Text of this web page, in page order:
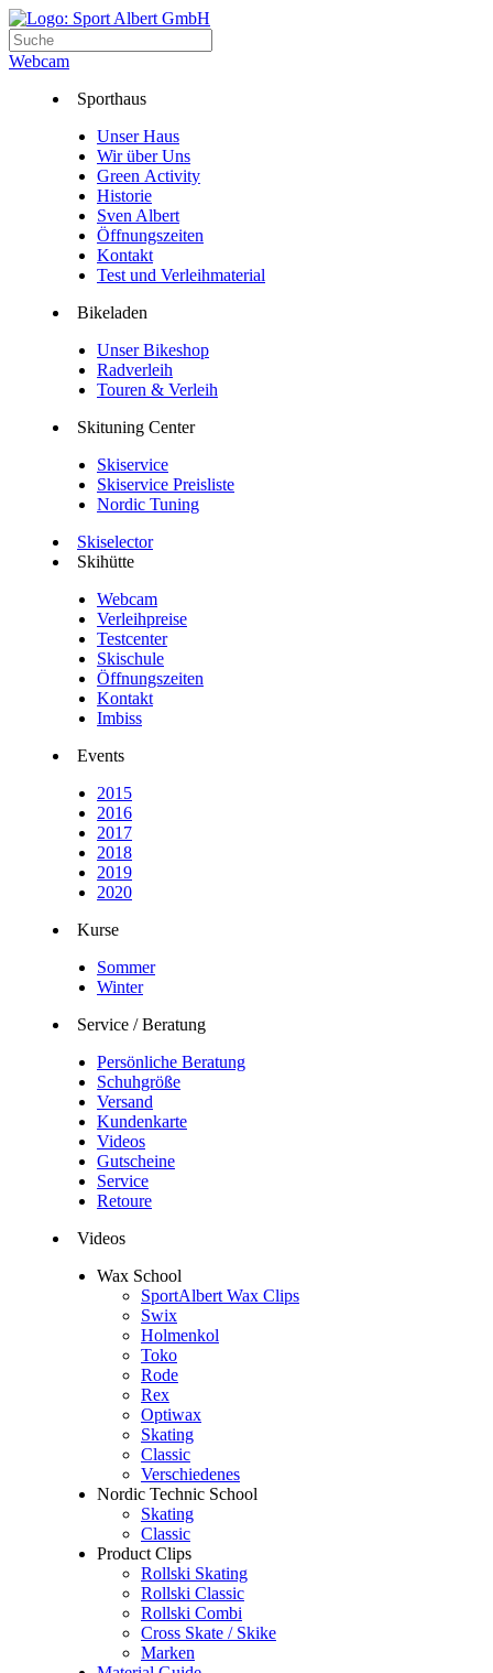
Webcam
Sporthaus
Unser Haus
Wir über Uns
Green Activity
Historie
Sven Albert
Öffnungszeiten
Kontakt
Test und Verleihmaterial
Bikeladen
Unser Bikeshop
Radverleih
Touren & Verleih
Skituning Center
Skiservice
Skiservice Preisliste
Nordic Tuning
Skiselector
Skihütte
Webcam
Verleihpreise
Testcenter
Skischule
Öffnungszeiten
Kontakt
Imbiss
Events
2015
2016
2017
2018
2019
2020
Kurse
Sommer
Winter
Service / Beratung
Persönliche Beratung
Schuhgröße
Versand
Kundenkarte
Videos
Gutscheine
Service
Retoure
Videos
Wax School
SportAlbert Wax Clips
Swix
Holmenkol
Toko
Rode
Rex
Optiwax
Skating
Classic
Verschiedenes
Nordic Technic School
Skating
Classic
Product Clips
Rollski Skating
Rollski Classic
Rollski Combi
Cross Skate / Skike
Marken